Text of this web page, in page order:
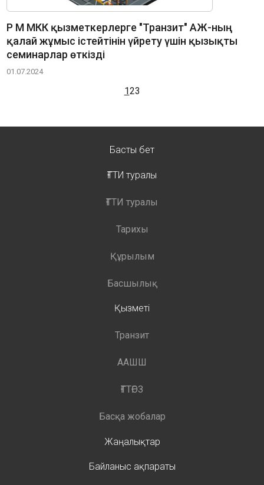
ҚР ҚМ МКК қызметкерлерге "Транзит" АЖ-ның
қалай жұмыс істейтінін үйрету үшін қызықты
семинарлар өткізді
01.07.2024
123
Басты бет
ҒТТИ туралы
ҒТТИ туралы
Тарихы
Құрылым
Басшылық
Қызметі
Транзит
ААШШ
ҒТТҒЭЗ
Басқа жобалар
Жаңалықтар
Байланыс ақпараты